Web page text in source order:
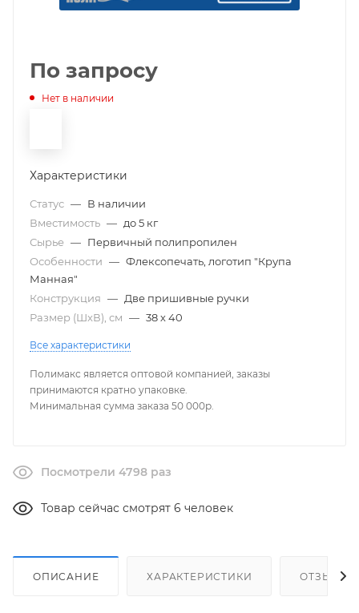
По запросу
Нет в наличии
Характеристики
Статус — В наличии
Вместимость — до 5 кг
Сырье — Первичный полипропилен
Особенности — Флексопечать, логотип "Крупа
Манная"
Конструкция — Две пришивные ручки
Размер (ШxВ), см — 38 х 40
Все характеристики
Полимакс является оптовой компанией, заказы
принимаются кратно упаковке.
Минимальная сумма заказа 50 000р.
Посмотрели 4798 раз
Товар сейчас смотрят 6 человек
ОПИСАНИЕ ХАРАКТЕРИСТИКИ ОТЗЫВЫ